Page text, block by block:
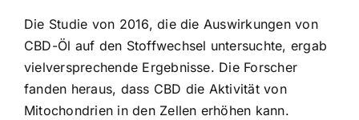
Die Studie von 2016, die die Auswirkungen von
CBD-Öl auf den Stoffwechsel untersuchte, ergab
vielversprechende Ergebnisse. Die Forscher
fanden heraus, dass CBD die Aktivität von
Mitochondrien in den Zellen erhöhen kann.